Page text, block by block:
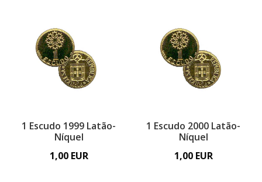
1 Escudo 1999 Latão-
Níquel
1,00 EUR
1 Escudo 2000 Latão-
Níquel
1,00 EUR